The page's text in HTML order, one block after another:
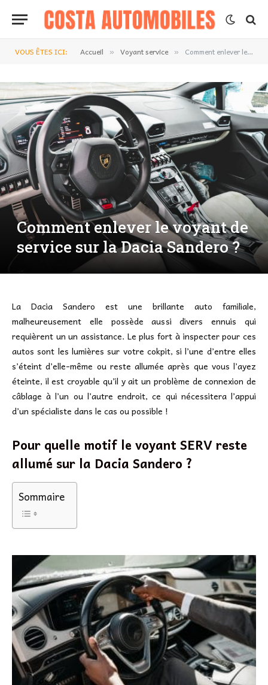
VOUS ÊTES ICI: Accueil » Voyant service » Comment enlever le voyant de service sur la Dacia Sandero ?
Comment enlever le voyant de
service sur la Dacia Sandero ?
La Dacia Sandero est une brillante auto familiale,
malheureusement elle possède aussi divers ennuis qui
requièrent un un assistance. Le plus fort à inspecter pour ces
autos sont les lumières sur votre cokpit, si l’une d’entre elles
s’éteint d’elle-même ou reste allumée après que vous l’ayez
éteinte, il est croyable qu’il y ait un problème de connexion de
câblage à l’un ou l’autre endroit, ce qui nécessitera l’appui
d’un spécialiste dans le cas ou possible !
Pour quelle motif le voyant SERV reste
allumé sur la Dacia Sandero ?
Sommaire